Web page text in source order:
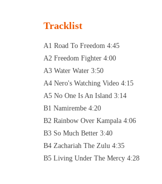
Tracklist
A1 Road To Freedom 4:45
A2 Freedom Fighter 4:00
A3 Water Water 3:50
A4 Nero's Watching Video 4:15
A5 No One Is An Island 3:14
B1 Namirembe 4:20
B2 Rainbow Over Kampala 4:06
B3 So Much Better 3:40
B4 Zachariah The Zulu 4:35
B5 Living Under The Mercy 4:28